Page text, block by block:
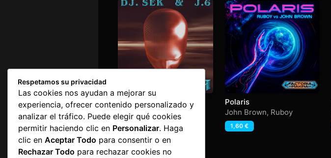
Arnika
Dj Sek & J.6
1,60€
Polaris
John Brown, Ruboy
1,60 €
Respetamos su privacidad
Las cookies nos ayudan a mejorar su
experiencia, ofrecer contenido personalizado y
analizar el tráfico. Puede elegir qué cookies
permitir haciendo clic en Personalizar. Haga
clic en Aceptar Todo para consentir o en
Rechazar Todo para rechazar cookies no